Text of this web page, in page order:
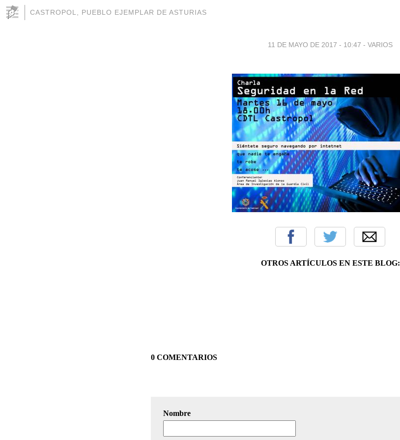
CASTROPOL, PUEBLO EJEMPLAR DE ASTURIAS
11 DE MAYO DE 2017 - 10:47 - VARIOS
OTROS ARTÍCULOS EN ESTE BLOG:
0 COMENTARIOS
Nombre